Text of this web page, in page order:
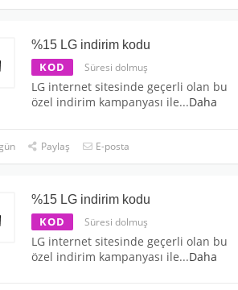
%15 LG indirim kodu
KOD Süresi dolmuş
LG internet sitesinde geçerli olan bu
özel indirim kampanyası ile...Daha
Paylaş E-posta
%15 LG indirim kodu
KOD Süresi dolmuş
LG internet sitesinde geçerli olan bu
özel indirim kampanyası ile...Daha